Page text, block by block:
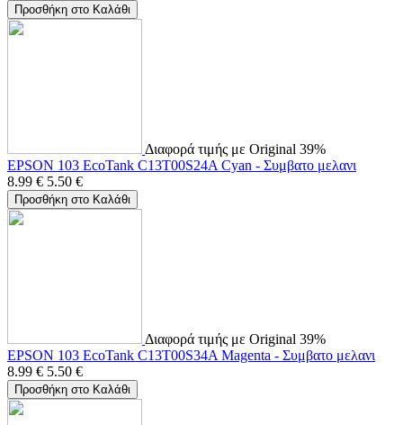
Προσθήκη στο Καλάθι
Διαφορά τιμής με Original 39%
EPSON 103 EcoTank C13T00S24A Cyan - Συμβατο μελανι
8.99 € 5.50 €
Προσθήκη στο Καλάθι
Διαφορά τιμής με Original 39%
EPSON 103 EcoTank C13T00S34A Magenta - Συμβατο μελανι
8.99 € 5.50 €
Προσθήκη στο Καλάθι